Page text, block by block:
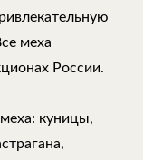
меха
России.
куницы,